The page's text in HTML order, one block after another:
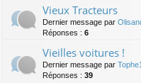
Vieux Tracteurs
Dernier message par
Réponses : 6
Vieilles voitures !
Dernier message par
Réponses : 39